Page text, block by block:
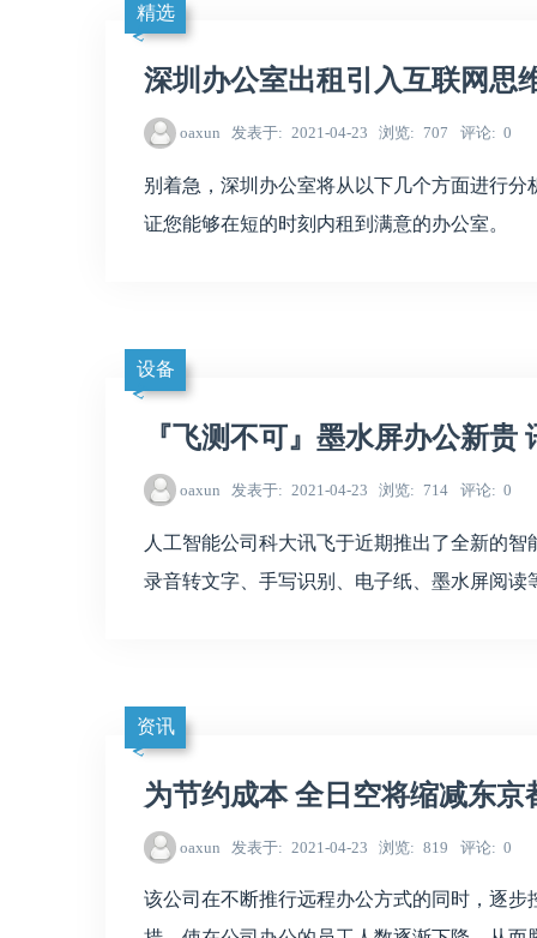
精选
深圳办公室出租引入互联网思
oaxun 发表于 2021-04-23 浏览 707 评论 0
别着急，深圳办公室将从以下几个方面进行
证您能够在短的时刻内租到满意的办公室。
设备
『飞测不可』墨水屏办公新贵
oaxun 发表于 2021-04-23 浏览 714 评论 0
人工智能公司科大讯飞于近期推出了全新的
录音转文字、手写识别、电子纸、墨水屏阅读
资讯
为节约成本 全日空将缩减东京
oaxun 发表于 2021-04-23 浏览 819 评论 0
该公司在不断推行远程办公方式的同时，逐